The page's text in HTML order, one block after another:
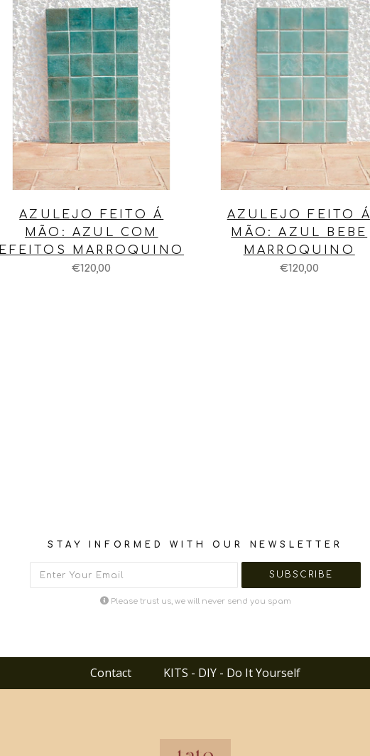
AZULEJO FEITO Á
MÃO: AZUL COM
EFEITOS MARROQUINO
€120,00
AZULEJO FEITO Á
MÃO: AZUL BEBE
MARROQUINO
€120,00
STAY INFORMED WITH OUR NEWSLETTER
Please trust us, we will never send you spam
Contact KITS - DIY - Do It Yourself